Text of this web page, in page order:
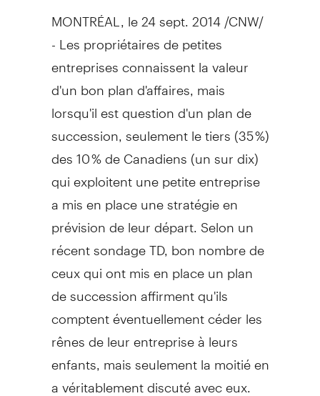
MONTRÉAL, le 24 sept. 2014 /CNW/
- Les propriétaires de petites
entreprises connaissent la valeur
d'un bon plan d'affaires, mais
lorsqu'il est question d'un plan de
succession, seulement le tiers (35 %)
des 10 % de Canadiens (un sur dix)
qui exploitent une petite entreprise
a mis en place une stratégie en
prévision de leur départ. Selon un
récent sondage TD, bon nombre de
ceux qui ont mis en place un plan
de succession affirment qu'ils
comptent éventuellement céder les
rênes de leur entreprise à leurs
enfants, mais seulement la moitié en
a véritablement discuté avec eux.